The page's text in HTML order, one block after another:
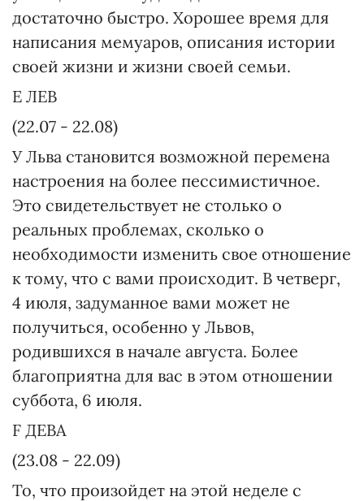
достаточно быстро. Хорошее время для
написания мемуаров, описания истории
своей жизни и жизни своей семьи.
E ЛЕВ
(22.07 - 22.08)
У Льва становится возможной перемена
настроения на более пессимистичное.
Это свидетельствует не столько о
реальных проблемах, сколько о
необходимости изменить свое отношение
к тому, что с вами происходит. В четверг,
4 июля, задуманное вами может не
получиться, особенно у Львов,
родившихся в начале августа. Более
благоприятна для вас в этом отношении
суббота, 6 июля.
F ДЕВА
(23.08 - 22.09)
То, что произойдет на этой неделе с